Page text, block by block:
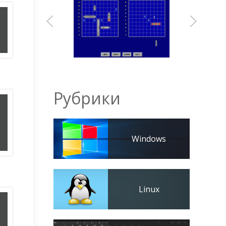
Рубрики
Windows
Linux